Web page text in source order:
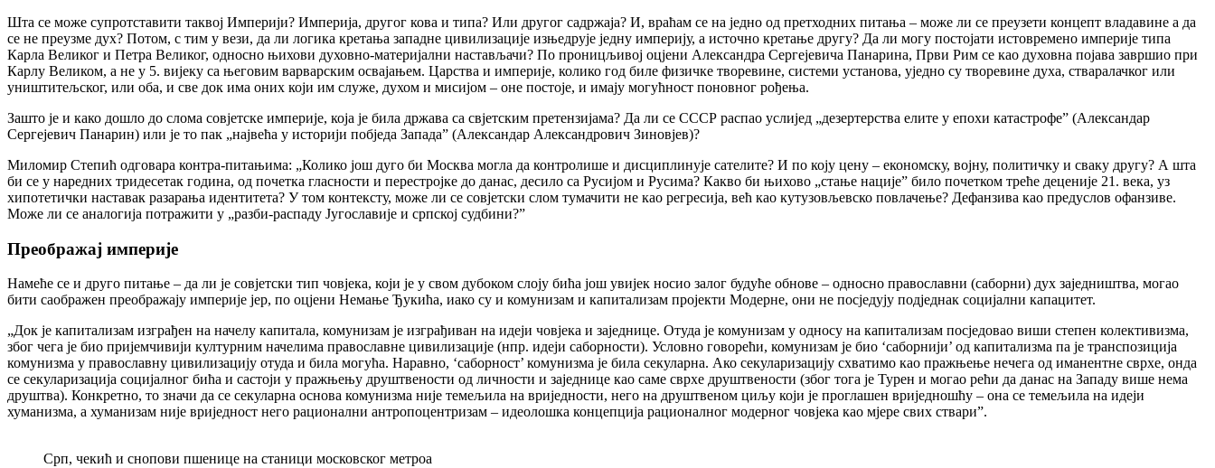
Шта се може супротставити таквој Империји? Империја, другог кова и типа? Или другог садржаја? И, враћам се на једно од претходних питања – може ли се преузети концепт владавине а да
се не преузме дух? Потом, с тим у вези, да ли логика кретања западне цивилизације изњедрује једну империју, а источно кретање другу? Да ли могу постојати истовремено империје типа
Карла Великог и Петра Великог, односно њихови духовно-материјални настављачи? По проницљивој оцјени Александра Сергејевича Панарина, Први Рим се као духовна појава завршио при
Карлу Великом, а не у 5. вијеку са његовим варварским освајањем. Царства и империје, колико год биле физичке творевине, системи установа, уједно су творевине духа, стваралачког или
уништитељског, или оба, и све док има оних који им служе, духом и мисијом – оне постоје, и имају могућност поновног рођења.
Зашто је и како дошло до слома совјетске империје, која је била држава са свјетским претензијама? Да ли се СССР распао услијед „дезертерства елите у епохи катастрофе” (Александар
Сергејевич Панарин) или је то пак „највећа у историји побједа Запада” (Александар Александрович Зиновјев)?
Миломир Степић одговара контра-питањима: „Колико још дуго би Москва могла да контролише и дисциплинује сателите? И по коју цену – економску, војну, политичку и сваку другу? А шта
би се у наредних тридесетак година, од почетка гласности и перестројке до данас, десило са Русијом и Русима? Какво би њихово „стање нације” било почетком треће деценије 21. века, уз
хипотетички наставак разарања идентитета? У том контексту, може ли се совјетски слом тумачити не као регресија, већ као кутузовљевско повлачење? Дефанзива као предуслов офанзиве.
Може ли се аналогија потражити у „разби-распаду Југославије и српској судбини?”
Преображај империје
Намеће се и друго питање – да ли је совјетски тип човјека, који је у свом дубоком слоју бића још увијек носио залог будуће обнове – односно православни (саборни) дух заједништва, могао
бити саображен преображају империје јер, по оцјени Немање Ђукића, иако су и комунизам и капитализам пројекти Mодерне, они не посједују подједнак социјални капацитет.
„Док је капитализам изграђен на начелу капитала, комунизам је изграђиван на идеји човјека и заједнице. Отуда је комунизам у односу на капитализам посједовао виши степен колективизма,
због чега је био пријемчивији културним начелима православне цивилизације (нпр. идеји саборности). Условно говорећи, комунизам је био ‘саборнији’ од капитализма па је транспозиција
комунизма у православну цивилизацију отуда и била могућа. Наравно, ‘саборност’ комунизма је била секуларна. Ако секуларизацију схватимо као пражњење нечега од иманентне сврхе, онда
се секуларизација социјалног бића и састоји у пражњењу друштвености од личности и заједнице као саме сврхе друштвености (због тога је Турен и могао рећи да данас на Западу више нема
друштва). Конкретно, то значи да се секуларна основа комунизма није темељила на вриједности, него на друштвеном циљу који је проглашен вриједношћу – она се темељила на идеји
хуманизма, а хуманизам није вриједност него рационални антропоцентризам – идеолошка концепција рационалног модерног човјека као мјере свих ствари”.
Срп, чекић и снопови пшенице на станици московског метроа